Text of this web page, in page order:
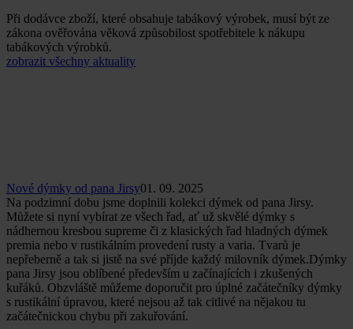
Při dodávce zboží, které obsahuje tabákový výrobek, musí být ze
zákona ověřována věková způsobilost spotřebitele k nákupu
tabákových výrobků.
zobrazit všechny aktuality
Nové dýmky od pana Jirsy01. 09. 2025
Na podzimní dobu jsme doplnili kolekci dýmek od pana Jirsy.
Můžete si nyní vybírat ze všech řad, ať už skvělé dýmky s
nádhernou kresbou supreme či z klasických řad hladných dýmek
premia nebo v rustikálním provedení rusty a varia. Tvarů je
nepřeberně a tak si jistě na své příjde každý milovník dýmek.Dýmky
pana Jirsy jsou oblíbené především u začínajících i zkušených
kuřáků. Obzvláště můžeme doporučit pro úplné začátečníky dýmky
s rustikální úpravou, které nejsou až tak citlivé na nějakou tu
začátečnickou chybu při zakuřování.